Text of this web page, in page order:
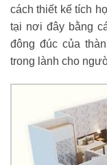
cách thiết kế tích
tại nơi đây bằng
đông đúc của
trong lành cho